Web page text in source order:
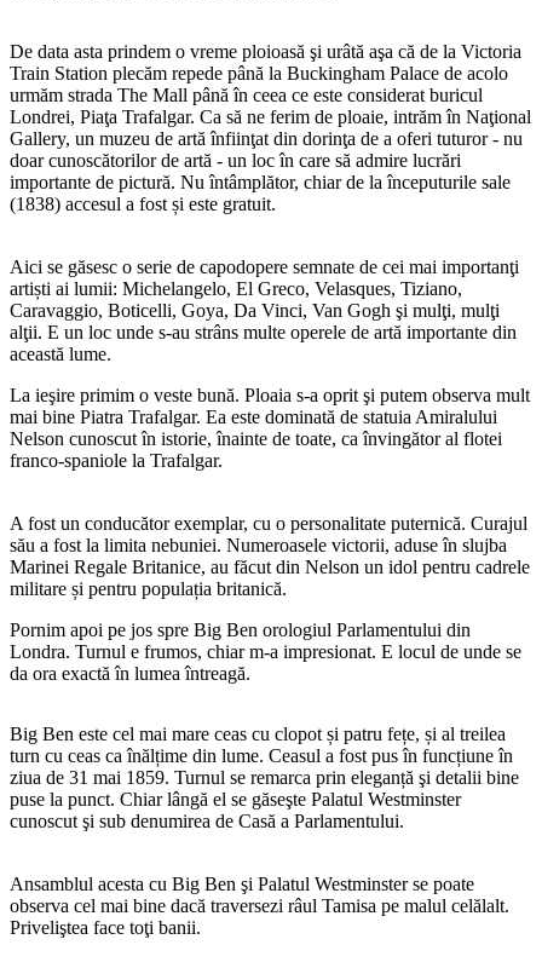
De data asta prindem o vreme ploioasă şi urâtă aşa că de la Victoria
Train Station plecăm repede până la Buckingham Palace de acolo
urmăm strada The Mall până în ceea ce este considerat buricul
Londrei, Piaţa Trafalgar. Ca să ne ferim de ploaie, intrăm în Naţional
Gallery, un muzeu de artă înfiinţat din dorinţa de a oferi tuturor - nu
doar cunoscătorilor de artă - un loc în care să admire lucrări
importante de pictură. Nu întâmplător, chiar de la începuturile sale
(1838) accesul a fost și este gratuit.
Aici se găsesc o serie de capodopere semnate de cei mai importanţi
artiști ai lumii: Michelangelo, El Greco, Velasques, Tiziano,
Caravaggio, Boticelli, Goya, Da Vinci, Van Gogh şi mulţi, mulţi
alţii. E un loc unde s-au strâns multe operele de artă importante din
această lume.
La ieşire primim o veste bună. Ploaia s-a oprit şi putem observa mult
mai bine Piatra Trafalgar. Ea este dominată de statuia Amiralului
Nelson cunoscut în istorie, înainte de toate, ca învingător al flotei
franco-spaniole la Trafalgar.
A fost un conducător exemplar, cu o personalitate puternică. Curajul
său a fost la limita nebuniei. Numeroasele victorii, aduse în slujba
Marinei Regale Britanice, au făcut din Nelson un idol pentru cadrele
militare și pentru populația britanică.
Pornim apoi pe jos spre Big Ben orologiul Parlamentului din
Londra. Turnul e frumos, chiar m-a impresionat. E locul de unde se
da ora exactă în lumea întreagă.
Big Ben este cel mai mare ceas cu clopot și patru fețe, și al treilea
turn cu ceas ca înălțime din lume. Ceasul a fost pus în funcțiune în
ziua de 31 mai 1859. Turnul se remarca prin eleganță şi detalii bine
puse la punct. Chiar lângă el se găseşte Palatul Westminster
cunoscut şi sub denumirea de Casă a Parlamentului.
Ansamblul acesta cu Big Ben şi Palatul Westminster se poate
observa cel mai bine dacă traversezi râul Tamisa pe malul celălalt.
Priveliştea face toţi banii.